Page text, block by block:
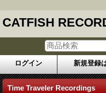
CATFISH
ログイン 新規登録
Time Traveler Recordings